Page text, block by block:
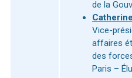
de la
Vice-
affaires
des
Paris –